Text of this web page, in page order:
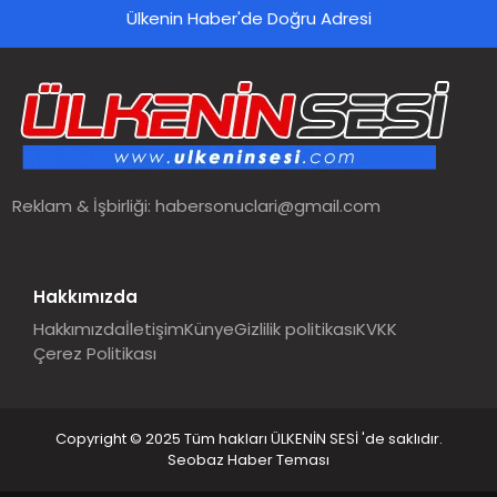
Ülkenin Haber'de Doğru Adresi
Reklam & İşbirliği:habersonuclari@gmail.com
Hakkımızda
HakkımızdaİletişimKünyeGizlilik politikasıKVKK
Çerez Politikası
Copyright © 2025 Tüm hakları ÜLKENİN SESİ 'de saklıdır.
Seobaz Haber Teması